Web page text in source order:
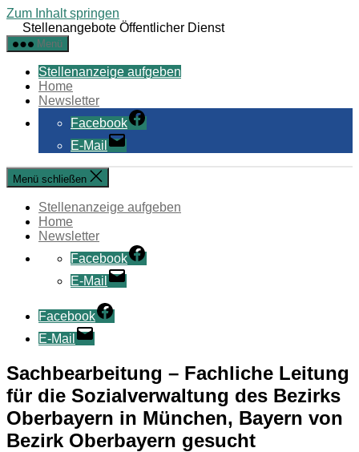
Zum Inhalt springen
Stellenangebote Öffentlicher Dienst
Menü
Stellenanzeige aufgeben
Home
Newsletter
Facebook
E-Mail
Menü schließen
Stellenanzeige aufgeben
Home
Newsletter
Facebook
E-Mail
Facebook
E-Mail
Sachbearbeitung – Fachliche Leitung
für die Sozialverwaltung des Bezirks
Oberbayern in München, Bayern von
Bezirk Oberbayern gesucht